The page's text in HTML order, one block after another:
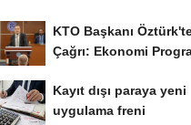
KTO Başkanı
Çağrı: Ekonomi
Kayıt dışı paraya yeni
uygulama freni